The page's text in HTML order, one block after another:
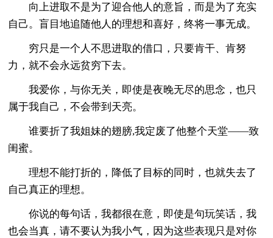
向上进取不是为了迎合他人的意旨，而是为了充实
自己。盲目地追随他人的理想和喜好，终将一事无成。
穷只是一个人不思进取的借口，只要肯干、肯努
力，就不会永远贫穷下去。
我爱你，与你无关，即使是夜晚无尽的思念，也只
属于我自己，不会带到天亮。
谁要折了我姐妹的翅膀,我定废了他整个天堂——致
闺蜜。
理想不能打折的，降低了目标的同时，也就失去了
自己真正的理想。
你说的每句话，我都很在意，即使是句玩笑话，我
也会当真，请不要认为我小气，因为这些表现只是对你